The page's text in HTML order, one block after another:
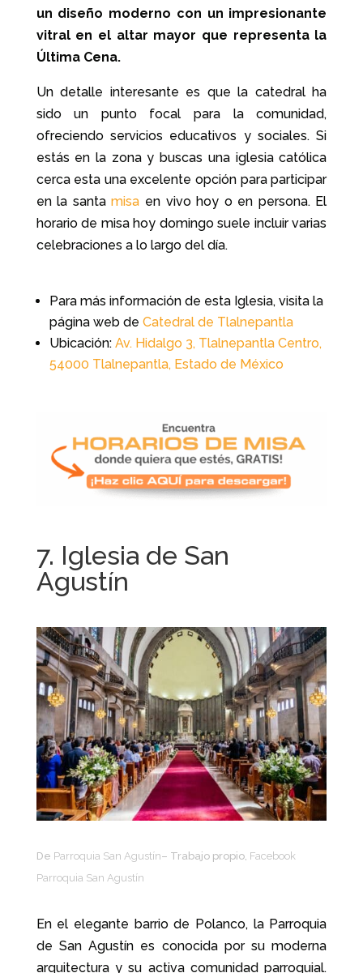
un diseño moderno con un impresionante
vitral en el altar mayor que representa la
Última Cena.
Un detalle interesante es que la catedral ha
sido un punto focal para la comunidad,
ofreciendo servicios educativos y sociales. Si
estás en la zona y buscas una iglesia católica
cerca esta una excelente opción para participar
en la santamisa en vivo hoy o en persona. El
horario de misa hoy domingo suele incluir varias
celebraciones a lo largo del día.
Para más información de esta Iglesia, visita la
página web de Catedral de Tlalnepantla
Ubicación: Av. Hidalgo 3, Tlalnepantla Centro,
54000 Tlalnepantla, Estado de México
7. Iglesia de San
Agustín
De Parroquia San Agustín– Trabajo propio, Facebook
Parroquia San Agustín
En el elegante barrio de Polanco, la Parroquia
de San Agustín es conocida por su moderna
arquitectura y su activa comunidad parroquial.